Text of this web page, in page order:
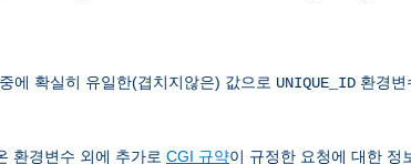
에 확실히 유일한(겹치지않은) 값으로 UNIQUE_ID 환경변
환경변수 외에 추가로 CGI 규약이 규정한 요청에 대한 정